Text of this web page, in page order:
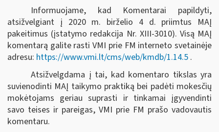
Informuojame, kad Komentarai papildyti,
atsižvelgiant į 2020 m. birželio 4 d. priimtus MAĮ
pakeitimus (įstatymo redakcija Nr. XIII-3010). Visą MAĮ
komentarą galite rasti VMI prie FM interneto svetainėje
adresu: https://www.vmi.lt/cms/web/kmdb/1.14.5 .
Atsižvelgdama į tai, kad komentaro tikslas yra
suvienodinti MAĮ taikymo praktiką bei padėti mokesčių
mokėtojams geriau suprasti ir tinkamai įgyvendinti
savo teises ir pareigas, VMI prie FM prašo vadovautis
komentaru.